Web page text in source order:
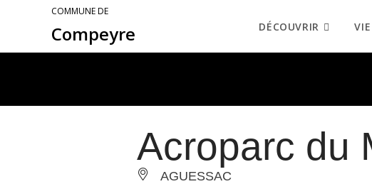
COMMUNE DE
Compeyre DÉCOUVRIR
Acroparc du
AGUESSAC